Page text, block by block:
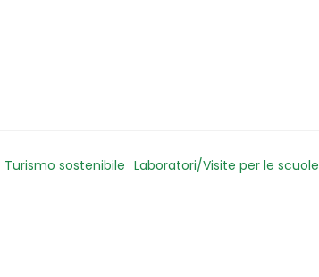
Turismo sostenibile Laboratori/Visite per le scuole